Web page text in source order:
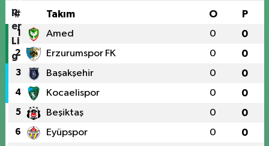
# Takım O P
1 Amed 0 0
2 Erzurumspor FK 0 0
3 Başakşehir 0 0
4 Kocaelispor 0 0
5 Beşiktaş 0 0
6 Eyüpspor 0 0